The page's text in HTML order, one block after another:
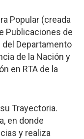
Popular (creada
Publicaciones de
del Departamento
de la Nación y
en RTA de la
Trayectoria.
en donde
y realiza